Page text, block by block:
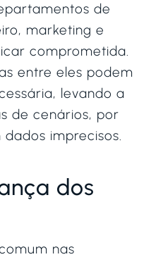
de
marketing e
comprometida.
entre eles podem
levando a
de cenários, por
imprecisos.
dos
nas